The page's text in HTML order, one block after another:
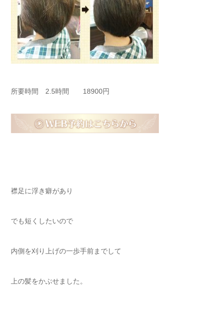
所要時間 2.5時間 18900円
襟足に浮き癖があり
でも短くしたいので
内側を刈り上げの一歩手前までして
上の髪をかぶせました。